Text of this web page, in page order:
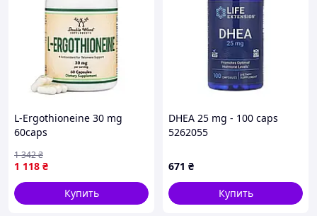
L-Ergothioneine 30 mg
60caps
1 118 ₴
1 342₴
Купить
DHEA 25 mg - 100 caps
5262055
671 ₴
Купить